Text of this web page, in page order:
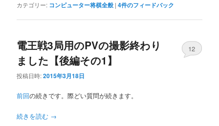
カテゴリー: コンピューター将棋全般 |4件のフィードバック
電王戦3局用のPVの撮影終わり
ました【後編その1】
投稿日時:2015年3月18日
12
前回の続きです。際どい質問が続きます。
続きを読む →